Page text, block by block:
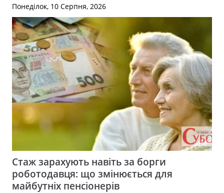
Понеділок, 10 Серпня, 2026
Стаж зарахують навіть за борги
роботодавця: що змінюється для
майбутніх пенсіонерів